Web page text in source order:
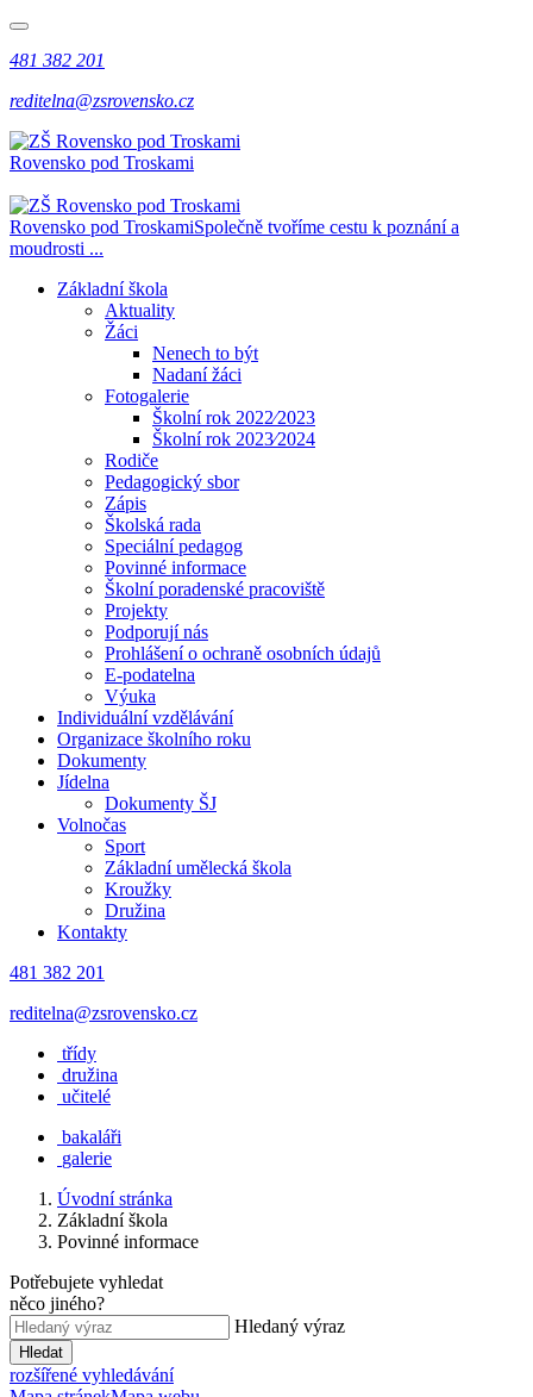
481 382 201
reditelna@zsrovensko.cz
Rovensko pod Troskami
Rovensko pod TroskamiSpolečně tvoříme cestu k poznání a
moudrosti ...
Základní škola
Aktuality
Žáci
Nenech to být
Nadaní žáci
Fotogalerie
Školní rok 2022⁄2023
Školní rok 2023⁄2024
Rodiče
Pedagogický sbor
Zápis
Školská rada
Speciální pedagog
Povinné informace
Školní poradenské pracoviště
Projekty
Podporují nás
Prohlášení o ochraně osobních údajů
E-podatelna
Výuka
Individuální vzdělávání
Organizace školního roku
Dokumenty
Jídelna
Dokumenty ŠJ
Volnočas
Sport
Základní umělecká škola
Kroužky
Družina
Kontakty
481 382 201
reditelna@zsrovensko.cz
třídy
družina
učitelé
bakaláři
galerie
Úvodní stránka
Základní škola
Povinné informace
Potřebujete vyhledat
něco jiného?
Hledaný výraz
Hledat
rozšířené vyhledávání